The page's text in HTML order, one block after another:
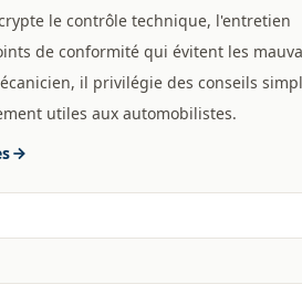
le contrôle technique, l'entretien
de conformité qui évitent les
il privilégie des conseils
utiles aux automobilistes.